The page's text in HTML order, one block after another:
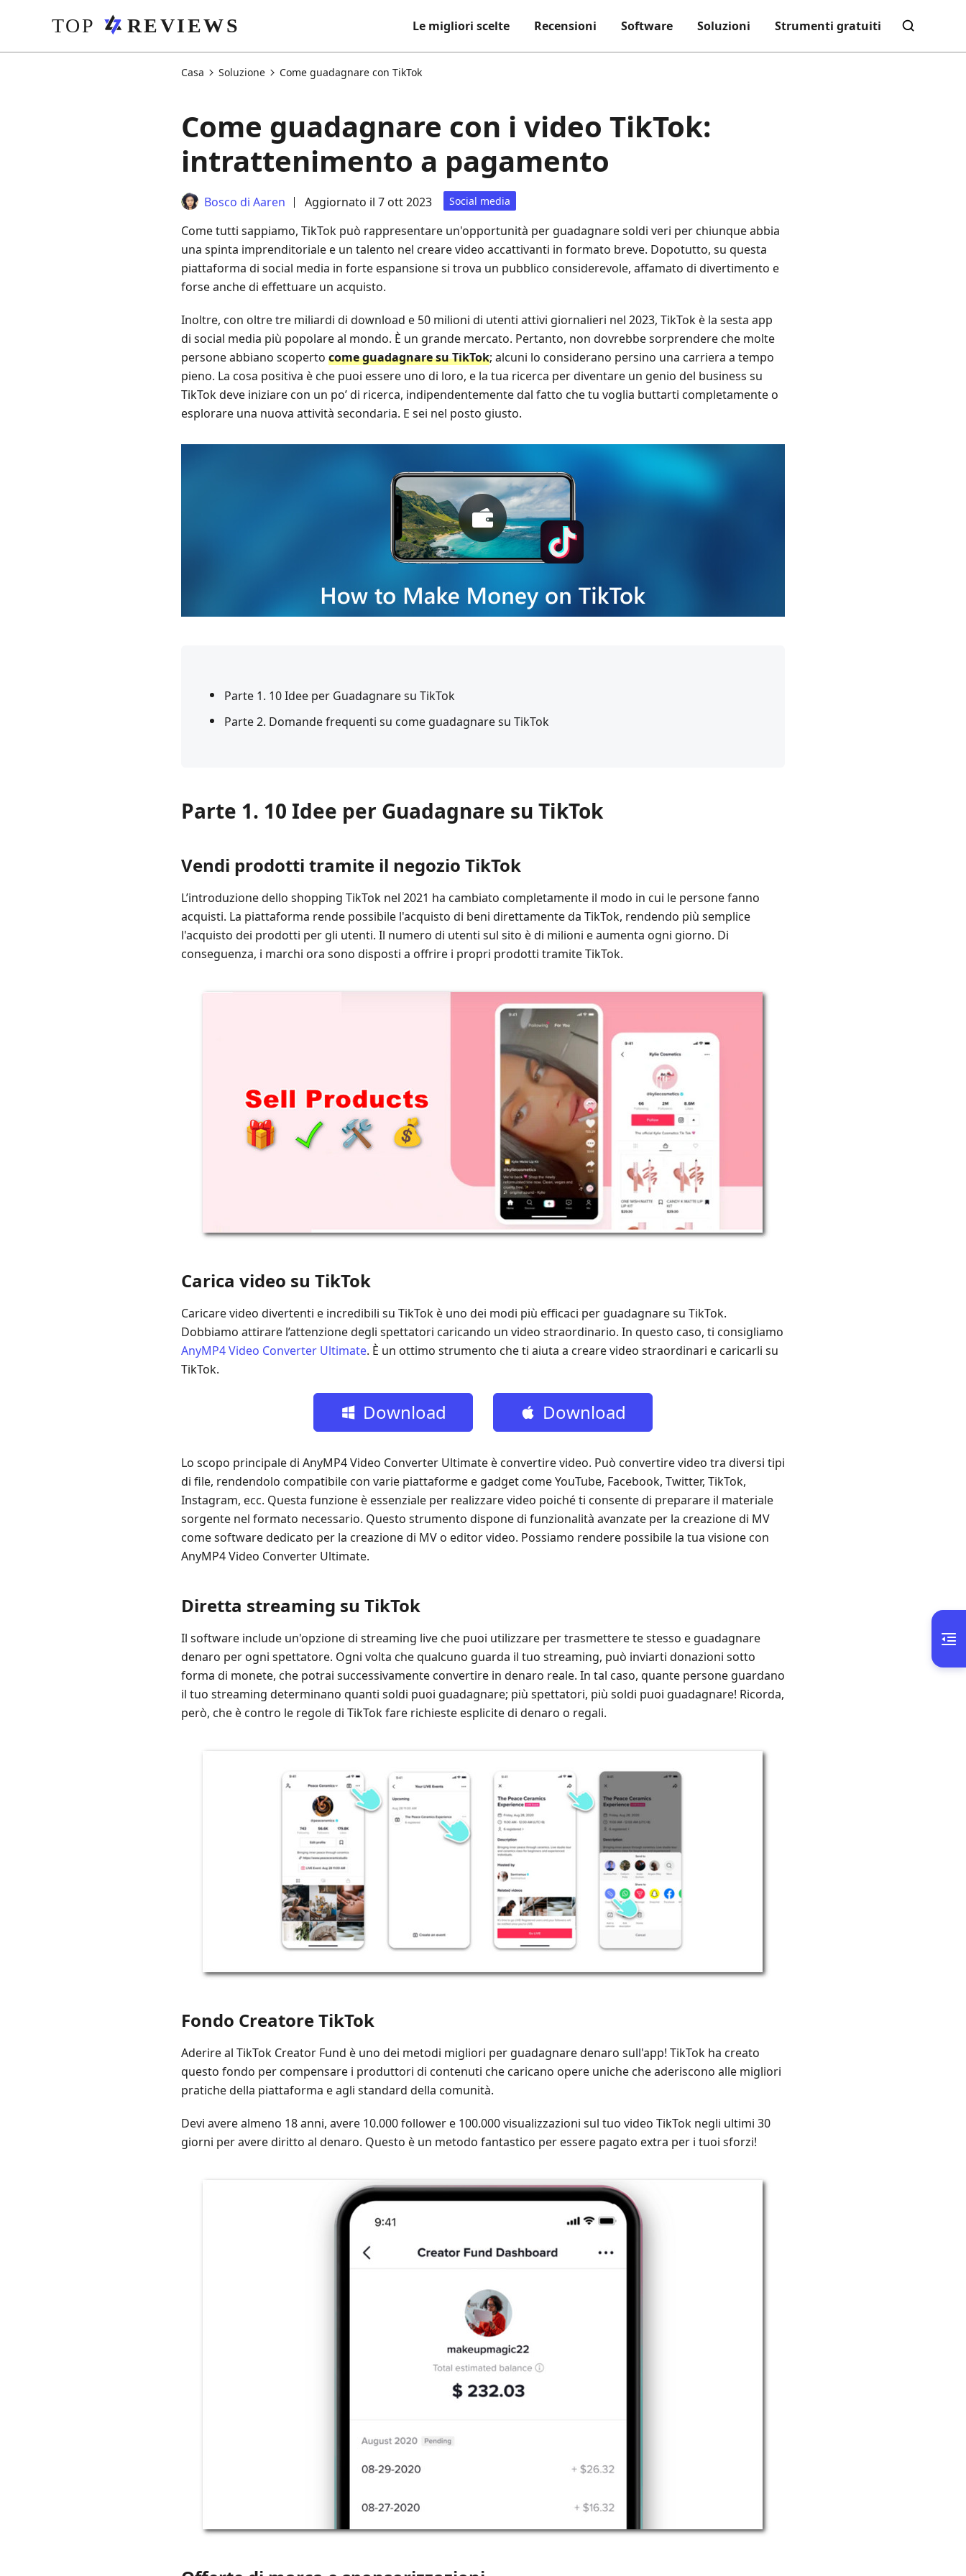
Le migliori scelte Recensioni Software Soluzioni Strumenti gratuiti
Casa Soluzione Come guadagnare con TikTok
Come guadagnare con i video TikTok:
intrattenimento a pagamento
Bosco di Aaren Aggiornato il 7 ott 2023 Social media
Come tutti sappiamo, TikTok può rappresentare un'opportunità per guadagnare soldi veri per chiunque abbia
una spinta imprenditoriale e un talento nel creare video accattivanti in formato breve. Dopotutto, su questa
piattaforma di social media in forte espansione si trova un pubblico considerevole, affamato di divertimento e
forse anche di effettuare un acquisto.
Inoltre, con oltre tre miliardi di download e 50 milioni di utenti attivi giornalieri nel 2023, TikTok è la sesta app
di social media più popolare al mondo. È un grande mercato. Pertanto, non dovrebbe sorprendere che molte
persone abbiano scoperto come guadagnare su TikTok; alcuni lo considerano persino una carriera a tempo
pieno. La cosa positiva è che puoi essere uno di loro, e la tua ricerca per diventare un genio del business su
TikTok deve iniziare con un po’ di ricerca, indipendentemente dal fatto che tu voglia buttarti completamente o
esplorare una nuova attività secondaria. E sei nel posto giusto.
Parte 1. 10 Idee per Guadagnare su TikTok
Parte 2. Domande frequenti su come guadagnare su TikTok
Parte 1. 10 Idee per Guadagnare su TikTok
Vendi prodotti tramite il negozio TikTok
L’introduzione dello shopping TikTok nel 2021 ha cambiato completamente il modo in cui le persone fanno
acquisti. La piattaforma rende possibile l'acquisto di beni direttamente da TikTok, rendendo più semplice
l'acquisto dei prodotti per gli utenti. Il numero di utenti sul sito è di milioni e aumenta ogni giorno. Di
conseguenza, i marchi ora sono disposti a offrire i propri prodotti tramite TikTok.
Carica video su TikTok
Caricare video divertenti e incredibili su TikTok è uno dei modi più efficaci per guadagnare su TikTok.
Dobbiamo attirare l’attenzione degli spettatori caricando un video straordinario. In questo caso, ti consigliamo
AnyMP4 Video Converter Ultimate. È un ottimo strumento che ti aiuta a creare video straordinari e caricarli su
TikTok.
Download
Download
Lo scopo principale di AnyMP4 Video Converter Ultimate è convertire video. Può convertire video tra diversi tipi
di file, rendendolo compatibile con varie piattaforme e gadget come YouTube, Facebook, Twitter, TikTok,
Instagram, ecc. Questa funzione è essenziale per realizzare video poiché ti consente di preparare il materiale
sorgente nel formato necessario. Questo strumento dispone di funzionalità avanzate per la creazione di MV
come software dedicato per la creazione di MV o editor video. Possiamo rendere possibile la tua visione con
AnyMP4 Video Converter Ultimate.
Diretta streaming su TikTok
Il software include un'opzione di streaming live che puoi utilizzare per trasmettere te stesso e guadagnare
denaro per ogni spettatore. Ogni volta che qualcuno guarda il tuo streaming, può inviarti donazioni sotto
forma di monete, che potrai successivamente convertire in denaro reale. In tal caso, quante persone guardano
il tuo streaming determinano quanti soldi puoi guadagnare; più spettatori, più soldi puoi guadagnare! Ricorda,
però, che è contro le regole di TikTok fare richieste esplicite di denaro o regali.
Fondo Creatore TikTok
Aderire al TikTok Creator Fund è uno dei metodi migliori per guadagnare denaro sull'app! TikTok ha creato
questo fondo per compensare i produttori di contenuti che caricano opere uniche che aderiscono alle migliori
pratiche della piattaforma e agli standard della comunità.
Devi avere almeno 18 anni, avere 10.000 follower e 100.000 visualizzazioni sul tuo video TikTok negli ultimi 30
giorni per avere diritto al denaro. Questo è un metodo fantastico per essere pagato extra per i tuoi sforzi!